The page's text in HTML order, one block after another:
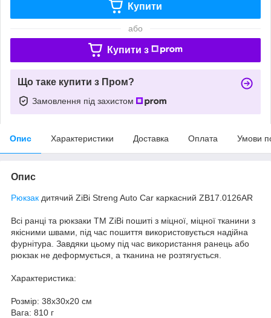
Купити
або
Купити з
Що таке купити з Пром?
Замовлення під захистом
Опис Характеристики Доставка Оплата Умови
Опис
Рюкзак дитячий ZiBi Streng Auto Car каркасний ZB17.0126AR
Всі ранці та рюкзаки ТМ ZiBi пошиті з міцної, міцної тканини з
якісними швами, під час пошиття використовується надійна
фурнітура. Завдяки цьому під час використання ранець або
рюкзак не деформується, а тканина не розтягується.
Характеристика:
Розмір: 38x30x20 см
Вага: 810 г